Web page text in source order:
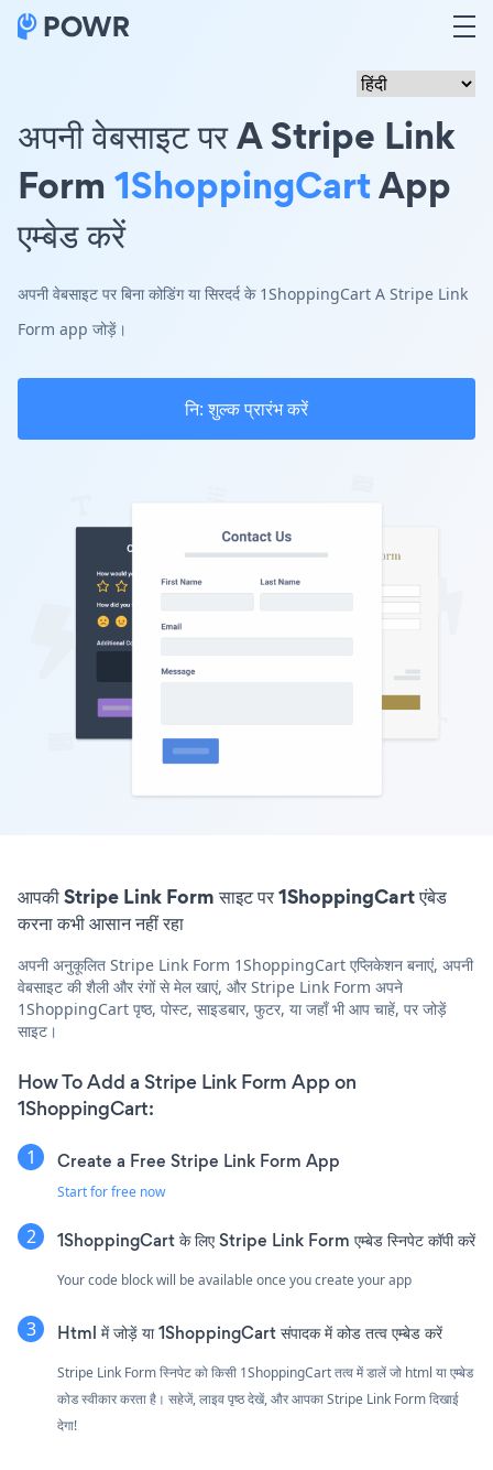
अपनी वेबसाइट पर A Stripe Link
Form 1ShoppingCartApp
एम्बेड करें
अपनी वेबसाइट पर बिना कोडिंग या सिरदर्द के 1ShoppingCart A Stripe Link
Form app जोड़ें।
नि: शुल्क प्रारंभ करें
आपकी Stripe Link Form साइट पर 1ShoppingCart एंबेड
करना कभी आसान नहीं रहा
अपनी अनुकूलित Stripe Link Form 1ShoppingCart एप्लिकेशन बनाएं, अपनी
वेबसाइट की शैली और रंगों से मेल खाएं, और Stripe Link Form अपने
1ShoppingCart पृष्ठ, पोस्ट, साइडबार, फुटर, या जहाँ भी आप चाहें, पर जोड़ें
साइट।
How To Add a Stripe Link Form App on
1ShoppingCart:
Create a Free Stripe Link Form App
Start for free now
1ShoppingCart के लिए Stripe Link Form एम्बेड स्निपेट कॉपी करें
Your code block will be available once you create your app
Html में जोड़ें या 1ShoppingCart संपादक में कोड तत्व एम्बेड करें
Stripe Link Form स्निपेट को किसी 1ShoppingCart तत्व में डालें जो html या एम्बेड
कोड स्वीकार करता है। सहेजें, लाइव पृष्ठ देखें, और आपका Stripe Link Form दिखाई
देगा!